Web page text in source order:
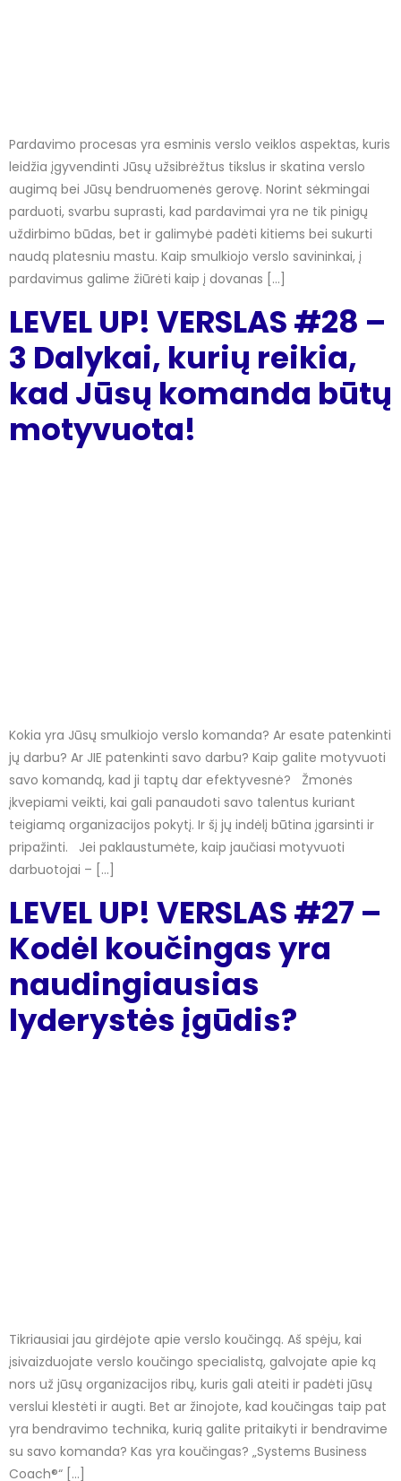
Pardavimo procesas yra esminis verslo veiklos aspektas, kuris
leidžia įgyvendinti Jūsų užsibrėžtus tikslus ir skatina verslo
augimą bei Jūsų bendruomenės gerovę. Norint sėkmingai
parduoti, svarbu suprasti, kad pardavimai yra ne tik pinigų
uždirbimo būdas, bet ir galimybė padėti kitiems bei sukurti
naudą platesniu mastu. Kaip smulkiojo verslo savininkai, į
pardavimus galime žiūrėti kaip į dovanas […]
LEVEL UP! VERSLAS #28 –
3 Dalykai, kurių reikia,
kad Jūsų komanda būtų
motyvuota!
Kokia yra Jūsų smulkiojo verslo komanda? Ar esate patenkinti
jų darbu? Ar JIE patenkinti savo darbu? Kaip galite motyvuoti
savo komandą, kad ji taptų dar efektyvesnė? Žmonės
įkvepiami veikti, kai gali panaudoti savo talentus kuriant
teigiamą organizacijos pokytį. Ir šį jų indėlį būtina įgarsinti ir
pripažinti. Jei paklaustumėte, kaip jaučiasi motyvuoti
darbuotojai – […]
LEVEL UP! VERSLAS #27 –
Kodėl koučingas yra
naudingiausias
lyderystės įgūdis?
Tikriausiai jau girdėjote apie verslo koučingą. Aš spėju, kai
įsivaizduojate verslo koučingo specialistą, galvojate apie ką
nors už jūsų organizacijos ribų, kuris gali ateiti ir padėti jūsų
verslui klestėti ir augti. Bet ar žinojote, kad koučingas taip pat
yra bendravimo technika, kurią galite pritaikyti ir bendravime
su savo komanda? Kas yra koučingas? „Systems Business
Coach®“ […]